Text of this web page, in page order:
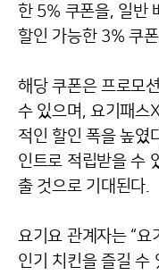
한 5% 쿠폰을, 일반
할인 가능한 3% 쿠
해당 쿠폰은 프로모
수 있으며, 요기패스
적인 할인 폭을 높였
인트로 적립받을 수
출 것으로 기대된다.
요기요 관계자는 “
인기 치킨을 즐길 수